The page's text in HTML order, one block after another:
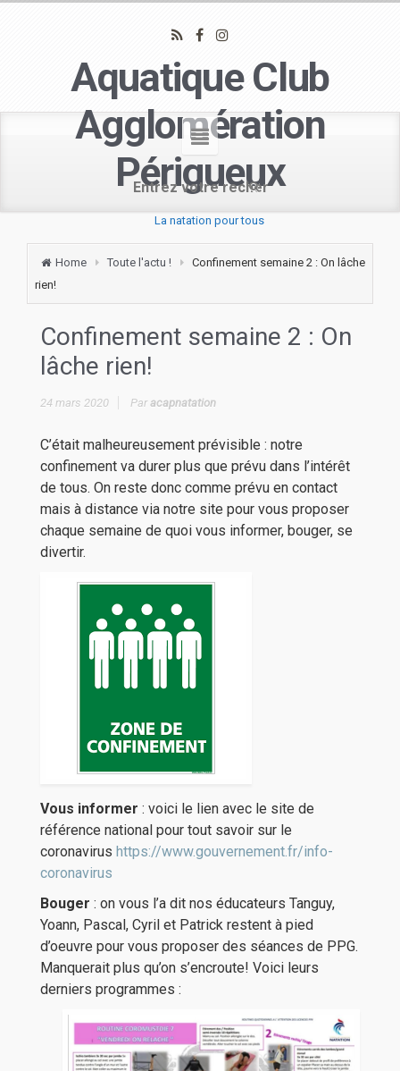
Aquatique Club
Agglomération
Périgueux
La natation pour tous
Home Toute l'actu !
Confinement semaine 2 : On lâche
rien!
Confinement semaine 2 : On
lâche rien!
24 mars 2020 Paracapnatation
C’était malheureusement prévisible : notre
confinement va durer plus que prévu dans l’intérêt
de tous. On reste donc comme prévu en contact
mais à distance via notre site pour vous proposer
chaque semaine de quoi vous informer, bouger, se
divertir.
Vous informer : voici le lien avec le site de
référence national pour tout savoir sur le
coronavirus https://www.gouvernement.fr/info-
coronavirus
Bouger : on vous l’a dit nos éducateurs Tanguy,
Yoann, Pascal, Cyril et Patrick restent à pied
d’oeuvre pour vous proposer des séances de PPG.
Manquerait plus qu’on s’encroute! Voici leurs
derniers programmes :